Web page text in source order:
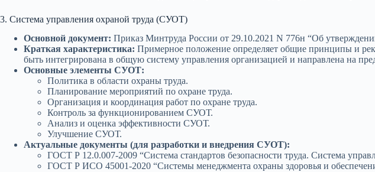
3. Система управления охраной труда (СУОТ)
Основной документ: Приказ Минтруда России от 29.10.2021 N 776н “Об
Краткая характеристика: Примерное положение определяет общие принципы и
быть интегрирована в общую систему управления организацией и направлена на
Основные элементы СУОТ:
Политика в области охраны труда.
Планирование мероприятий по охране труда.
Организация и координация работ по охране труда.
Контроль за функционированием СУОТ.
Анализ и оценка эффективности СУОТ.
Улучшение СУОТ.
Актуальные документы (для разработки и внедрения СУОТ):
ГОСТ Р 12.0.007-2009 “Система стандартов безопасности труда. Система
ГОСТ Р ИСО 45001-2020 “Системы менеджмента охраны здоровья и